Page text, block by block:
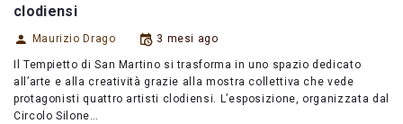
clodiensi
Maurizio Drago 3 mesi ago
Il Tempietto di San Martino si trasforma in uno spazio dedicato
all’arte e alla creatività grazie alla mostra collettiva che vede
protagonisti quattro artisti clodiensi. L’esposizione, organizzata dal
Circolo Silone…